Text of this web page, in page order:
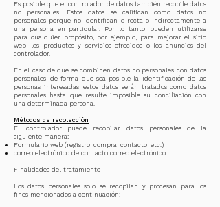
Es posible que el controlador de datos también recopile datos
no personales. Estos datos se califican como datos no
personales porque no identifican directa o indirectamente a
una persona en particular. Por lo tanto, pueden utilizarse
para cualquier propósito, por ejemplo, para mejorar el sitio
web, los productos y servicios ofrecidos o los anuncios del
controlador.
En el caso de que se combinen datos no personales con datos
personales, de forma que sea posible la identificación de las
personas interesadas, estos datos serán tratados como datos
personales hasta que resulte imposible su conciliación con
una determinada persona.
Métodos de recolección
El controlador puede recopilar datos personales de la
siguiente manera:
Formulario web (registro, compra, contacto, etc.)
correo electrónico de contacto correo electrónico
Finalidades del tratamiento
Los datos personales solo se recopilan y procesan para los
fines mencionados a continuación: